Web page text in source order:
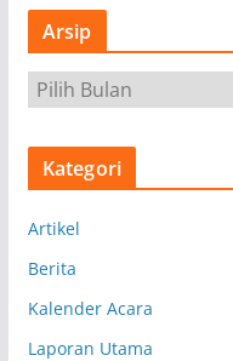
Arsip
r
s
Kategori
Artikel
Berita
Kalender Acara
Laporan Utama